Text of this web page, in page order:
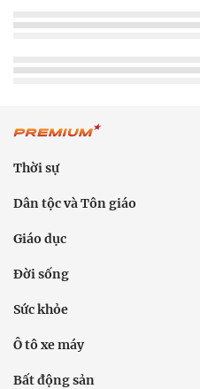
Thời sự
Dân tộc và Tôn giáo
Giáo dục
Đời sống
Sức khỏe
Ô tô xe máy
Bất động sản